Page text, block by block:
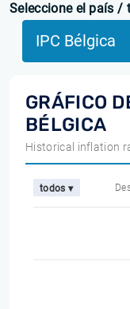
Seleccione el país /
IPC Bélgica
GRÁFICO
BÉLGICA
Historical inflation
todos ▾